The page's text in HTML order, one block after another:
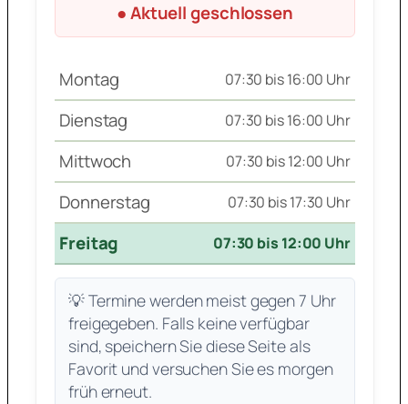
● Aktuell geschlossen
Montag 07:30 bis 16:00 Uhr
Dienstag 07:30 bis 16:00 Uhr
Mittwoch 07:30 bis 12:00 Uhr
Donnerstag 07:30 bis 17:30 Uhr
Freitag 07:30 bis 12:00 Uhr
💡 Termine werden meist gegen 7 Uhr
freigegeben. Falls keine verfügbar
sind, speichern Sie diese Seite als
Favorit und versuchen Sie es morgen
früh erneut.